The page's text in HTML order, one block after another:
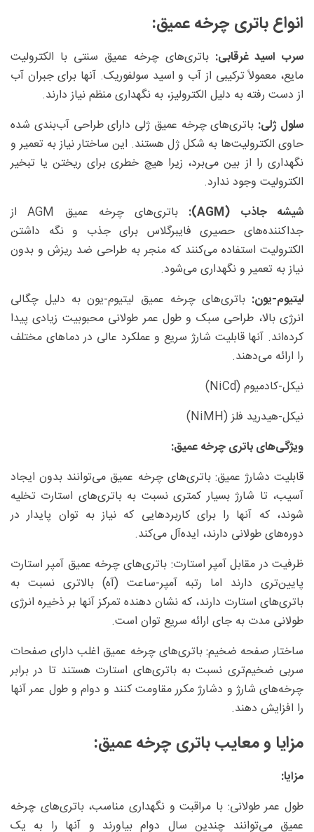
انواع باتری چرخه عمیق:
سرب اسید غرقابی: باتری‌های چرخه عمیق سنتی با الکترولیت
مایع، معمولاً ترکیبی از آب و اسید سولفوریک. آنها برای جبران آب
از دست رفته به دلیل الکترولیز، به نگهداری منظم نیاز دارند.
سلول ژلی: باتری‌های چرخه عمیق ژلی دارای طراحی آب‌بندی شده
حاوی الکترولیت‌ها به شکل ژل هستند. این ساختار نیاز به تعمیر و
نگهداری را از بین می‌برد، زیرا هیچ خطری برای ریختن یا تبخیر
الکترولیت وجود ندارد.
شیشه جاذب (AGM):
باتری‌های چرخه عمیق AGM از
جداکننده‌های حصیری فایبرگلاس برای جذب و نگه داشتن
الکترولیت استفاده می‌کنند که منجر به طراحی ضد ریزش و بدون
نیاز به تعمیر و نگهداری می‌شود.
لیتیوم-یون: باتری‌های چرخه عمیق لیتیوم-یون به دلیل چگالی
انرژی بالا، طراحی سبک و طول عمر طولانی محبوبیت زیادی پیدا
کرده‌اند. آنها قابلیت شارژ سریع و عملکرد عالی در دماهای مختلف
را ارائه می‌دهند.
نیکل-کادمیوم (NiCd)
نیکل-هیدرید فلز (NiMH)
ویژگی‌های باتری چرخه عمیق:
قابلیت دشارژ عمیق: باتری‌های چرخه عمیق می‌توانند بدون ایجاد
آسیب، تا شارژ بسیار کمتری نسبت به باتری‌های استارت تخلیه
شوند، که آنها را برای کاربردهایی که نیاز به توان پایدار در
دوره‌های طولانی دارند، ایده‌آل می‌کند.
ظرفیت در مقابل آمپر استارت: باتری‌های چرخه عمیق آمپر استارت
پایین‌تری دارند اما رتبه آمپر-ساعت (آه) بالاتری نسبت به
باتری‌های استارت دارند، که نشان دهنده تمرکز آنها بر ذخیره انرژی
طولانی مدت به جای ارائه سریع توان است.
ساختار صفحه ضخیم: باتری‌های چرخه عمیق اغلب دارای صفحات
سربی ضخیم‌تری نسبت به باتری‌های استارت هستند تا در برابر
چرخه‌های شارژ و دشارژ مکرر مقاومت کنند و دوام و طول عمر آنها
را افزایش دهند.
مزایا و معایب باتری چرخه عمیق:
مزایا:
طول عمر طولانی: با مراقبت و نگهداری مناسب، باتری‌های چرخه
عمیق می‌توانند چندین سال دوام بیاورند و آنها را به یک